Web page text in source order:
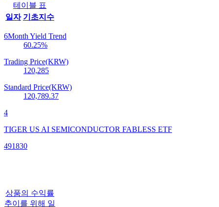
테이블 표
일자 기초지수
6Month Yield Trend
60.25%
Trading Price(KRW)
120,285
Standard Price(KRW)
120,789.37
4
TIGER US AI SEMICONDUCTOR FABLESS ETF
491830
상품의 수익률
추이를 위해 일